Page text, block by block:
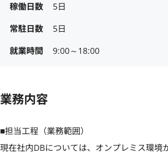
稼働日数
5日
常駐日数
5日
就業時間
9:00～18:00
業務内容
■担当工程（業務範囲）
現在社内DBについては、オンプレミス環境